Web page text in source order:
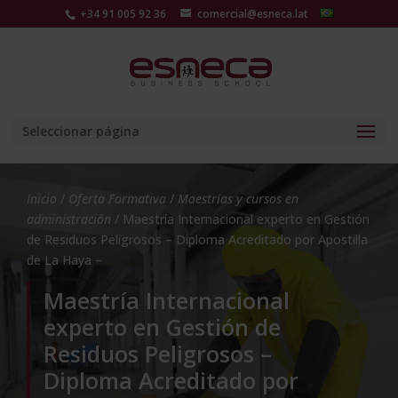
+34 91 005 92 36 comercial@esneca.lat
Seleccionar página
Inicio / Oferta Formativa / Maestrías y cursos en
administración / Maestría Internacional experto en Gestión
de Residuos Peligrosos – Diploma Acreditado por Apostilla
de La Haya –
Maestría Internacional
experto en Gestión de
Residuos Peligrosos –
Diploma Acreditado por